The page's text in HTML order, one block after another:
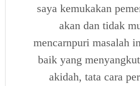
saya kemukakan
akan dan tidak
mencarnpuri masalah
baik yang
akidah, tata cara